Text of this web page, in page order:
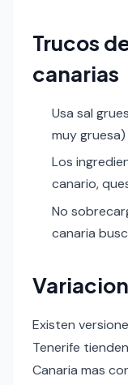
Trucos
canarias
Usa sal
muy
Los
canario,
No
canaria
Existen
Tenerife
Canaria mas